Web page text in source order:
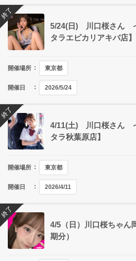
5/24(日) 川口桜さん
タラエピカリアキバ店】
開催場所 東京都
開催日 2026/5/24
終了
4/11(土) 川口桜さん
タラ秋葉原店】
開催場所 東京都
開催日 2026/4/11
終了
4/5（日）川口桜ちゃん
期分）
終了